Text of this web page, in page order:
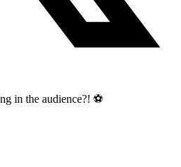
in the audience?! ⚽️